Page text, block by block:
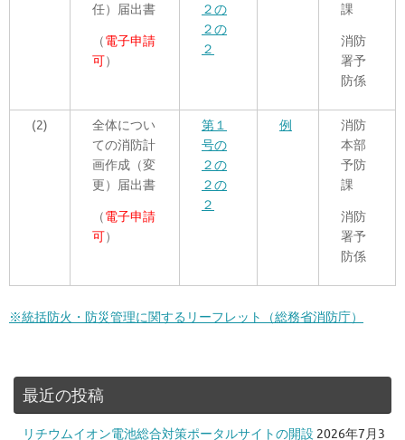
任）届出書
（電子申請
可）
２の
２の
２
課
消防
署予
防係
(2)
全体につい
ての消防計
画作成（変
更）届出書
（電子申請
可）
第１
号の
２の
２の
２
例
消防
本部
予防
課
消防
署予
防係
※統括防火・防災管理に関するリーフレット（総務省消防庁）
最近の投稿
リチウムイオン電池総合対策ポータルサイトの開設 2026年7月3